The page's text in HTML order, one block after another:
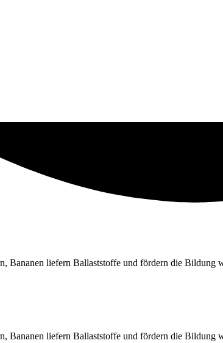
Bananen liefern Ballaststoffe und fördern die Bildung
Bananen liefern Ballaststoffe und fördern die Bildung